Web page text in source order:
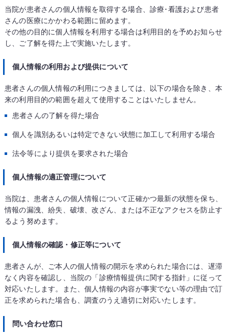
当院が患者さんの個人情報を取得する場合、診療･看護および患者
さんの医療にかかわる範囲に留めます。
その他の目的に個人情報を利用する場合は利用目的を予めお知らせ
し、ご了解を得た上で実施いたします。
個人情報の利用および提供について
患者さんの個人情報の利用につきましては、以下の場合を除き、本
来の利用目的の範囲を超えて使用することはいたしません。
患者さんの了解を得た場合
個人を識別あるいは特定できない状態に加工して利用する場合
法令等により提供を要求された場合
個人情報の適正管理について
当院は、患者さんの個人情報について正確かつ最新の状態を保ち、
情報の漏洩、紛失、破壊、改ざん、または不正なアクセスを防止す
るよう努めます。
個人情報の確認・修正等について
患者さんが、ご本人の個人情報の開示を求められた場合には、遅滞
なく内容を確認し、当院の「診療情報提供に関する指針」に従って
対応いたします。また、個人情報の内容が事実でない等の理由で訂
正を求められた場合も、調査のうえ適切に対応いたします。
問い合わせ窓口